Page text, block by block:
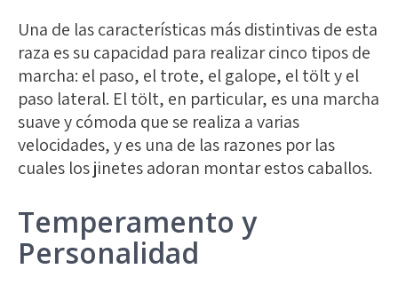
Una de las características más distintivas de esta
raza es su capacidad para realizar cinco tipos de
marcha: el paso, el trote, el galope, el tölt y el
paso lateral. El tölt, en particular, es una marcha
suave y cómoda que se realiza a varias
velocidades, y es una de las razones por las
cuales los jinetes adoran montar estos caballos.
Temperamento y
Personalidad